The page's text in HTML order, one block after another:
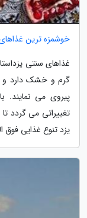
خوشمزه ترین
غذاهای سنتی
گرم و خشک دارد و
پیروی می نمایند.
تغییراتی می گردد
یزد تنوع غذایی فوق